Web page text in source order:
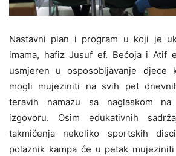
Nastavni plan i program u koji je
imama, hafiz Jusuf ef. Bećoja i Atif
usmjeren u osposobljavanje djece
mogli mujeziniti na svih pet
teravih namazu sa naglaskom
izgovoru. Osim edukativnih
takmičenja nekoliko sportskih
polaznik kampa će u petak